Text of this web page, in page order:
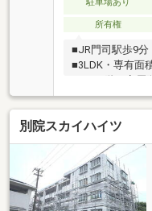
所有権
■JR門司駅歩9
■3LDK・専有面
で快適な毎日
備 16.4帖の広々
機や浴室乾燥な
浅・高層階住戸
はもちろん、
別院スカイハイツ